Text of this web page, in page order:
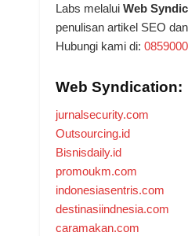
Labs melalui Web
penulisan artikel SEO
Hubungi kami di:
Web Syndication:
jurnalsecurity.com
Outsourcing.id
Bisnisdaily.id
promoukm.com
indonesiasentris.com
destinasiindnesia.com
caramakan.com